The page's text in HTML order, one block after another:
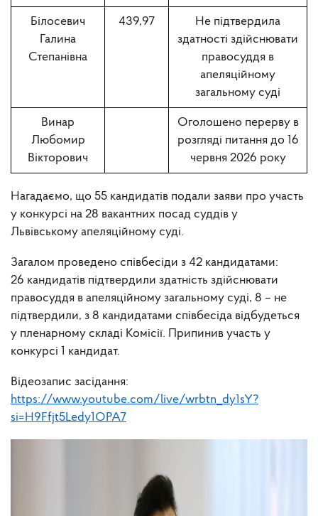
Білосевич
Галина
Степанівна
439,97
Не підтвердила
здатності здійснювати
правосуддя в
апеляційному
загальному суді
Винар
Любомир
Вікторович
Оголошено перерву в
розгляді питання до 16
червня 2026 року
Нагадаємо, що 55 кандидатів подали заяви про участь
у конкурсі на 28 вакантних посад суддів у
Львівському апеляційному суді.
Загалом проведено співбесіди з 42 кандидатами:
26 кандидатів підтвердили здатність здійснювати
правосуддя в апеляційному загальному суді, 8 – не
підтвердили, з 8 кандидатами співбесіда відбудеться
у пленарному складі Комісії. Припинив участь у
конкурсі 1 кандидат.
Відеозапис засідання:
https://www.youtube.com/live/wrbtn_dy1sY?
si=H9Ffjt5Ledy1OPA7